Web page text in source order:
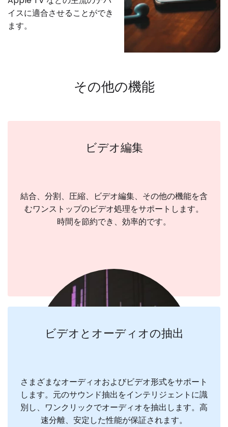
イスに適合させることができ
ます。
その他の機能
ビデオ編集
結合、分割、圧縮、ビデオ編集、その他の機能を含
むワンストップのビデオ処理をサポートします。
時間を節約でき、効率的です。
ビデオとオーディオの抽出
さまざまなオーディオおよびビデオ形式をサポート
します。元のサウンド抽出をインテリジェントに識
別し、ワンクリックでオーディオを抽出します。高
速分離、安定した性能が保証されます。